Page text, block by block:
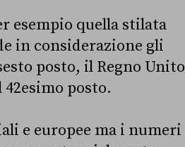
esempio quella stilata
in considerazione gli
posto, il Regno Unito
42esimo posto.
e europee ma i numeri